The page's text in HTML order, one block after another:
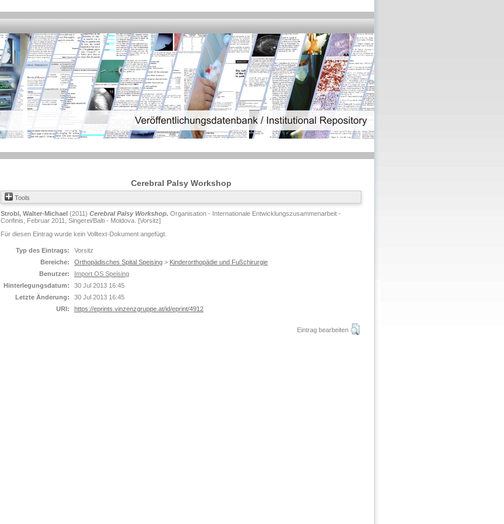
Cerebral Palsy Workshop
Tools
Strobl, Walter-Michael (2011) Cerebral Palsy Workshop. Organisation - Internationale Entwicklungszusammenarbeit -
Confinis, Februar 2011, Singerei/Balti - Moldova. [Vorsitz]
Für diesen Eintrag wurde kein Volltext-Dokument angefügt.
Typ des Eintrags:
Vorsitz
Bereiche:
Orthopädisches Spital Speising > Kinderorthopädie und Fußchirurgie
Benutzer:
Import OS Speising
Hinterlegungsdatum:
30 Jul 2013 16:45
Letzte Änderung:
30 Jul 2013 16:45
URI:
https://eprints.vinzenzgruppe.at/id/eprint/4912
Eintrag bearbeiten